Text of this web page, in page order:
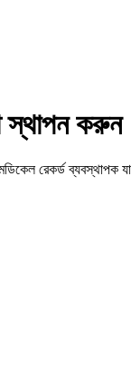
স্থাপন
রেকর্ড ব্যবস্থাপক